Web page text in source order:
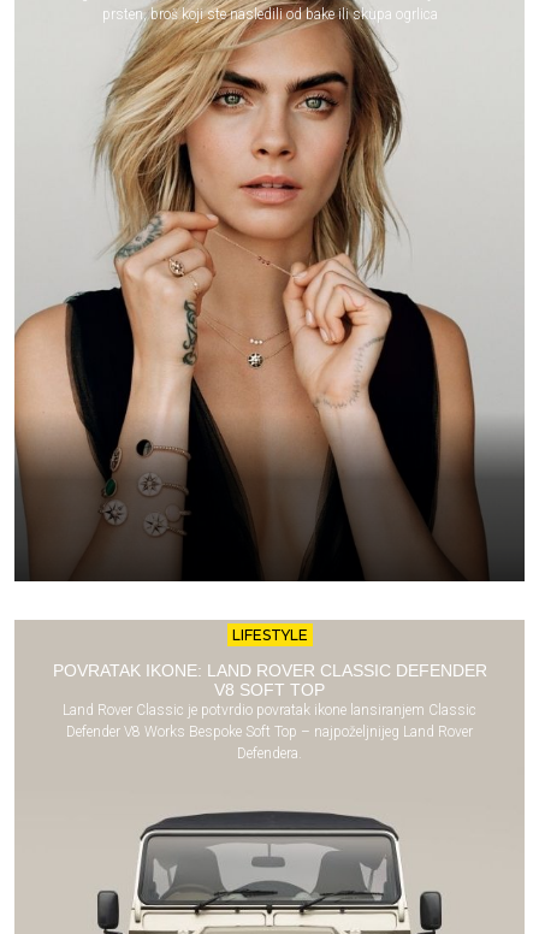
prsten, broš koji ste nasledili od bake ili skupa ogrlica
LIFESTYLE
POVRATAK IKONE: LAND ROVER CLASSIC DEFENDER
V8 SOFT TOP
Land Rover Classic je potvrdio povratak ikone lansiranjem Classic
Defender V8 Works Bespoke Soft Top – najpoželjnijeg Land Rover
Defendera.